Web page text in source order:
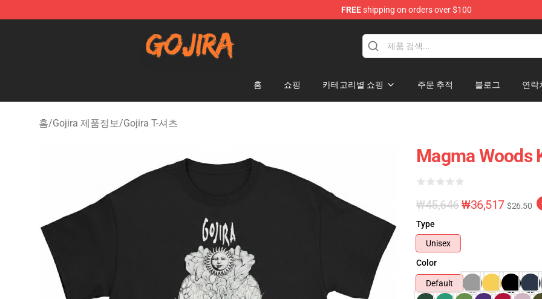
FREEshipping on orders over $100
홈 쇼핑 카테고리별 쇼핑 주문 추적 블로그 연락
홈/Gojira 제품정보/Gojira T-셔츠
Magma Woods
₩45,646₩36,517 $26.50
Type
Unisex
Color
Default